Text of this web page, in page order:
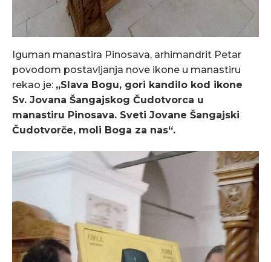
Iguman manastira Pinosava, arhimandrit Petar
povodom postavljanja nove ikone u manastiru
rekao je: „Slava Bogu, gori kandilo kod ikone
Sv. Jovana Šangajskog Čudotvorca u
manastiru Pinosava. Sveti Jovane Šangajski
Čudotvorče, moli Boga za nas“.